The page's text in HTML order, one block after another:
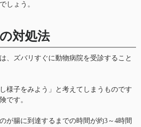
しょう。
対処法
、ズバリすぐに動物病院を受診すること
様子をみよう」と考えてしまうものです
です。
が腸に到達するまでの時間が約3～4時間